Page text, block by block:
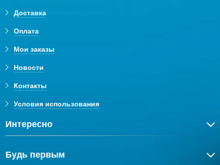
Доставка
Оплата
Мои заказы
Новости
Контакты
Условия использования
Интересно
Будь первым